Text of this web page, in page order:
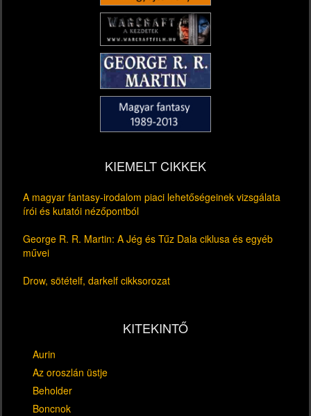
KIEMELT CIKKEK
A magyar fantasy-irodalom piaci lehetőségeinek vizsgálata
írói és kutatói nézőpontból
George R. R. Martin: A Jég és Tűz Dala ciklusa és egyéb
művei
Drow, sötételf, darkelf cikksorozat
KITEKINTŐ
Aurin
Az oroszlán üstje
Beholder
Boncnok